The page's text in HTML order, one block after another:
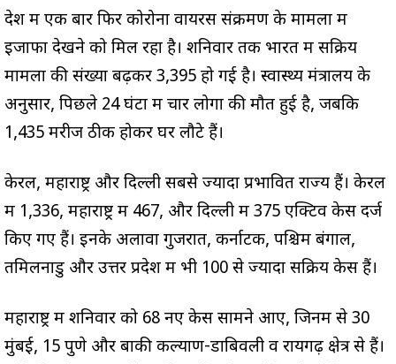
देश में एक बार फिर कोरोना वायरस संक्रमण के मामलों में
इजाफा देखने को मिल रहा है। शनिवार तक भारत में सक्रिय
मामलों की संख्या बढ़कर 3,395 हो गई है। स्वास्थ्य मंत्रालय के
अनुसार, पिछले 24 घंटों में चार लोगों की मौत हुई है, जबकि
1,435 मरीज ठीक होकर घर लौटे हैं।
केरल, महाराष्ट्र और दिल्ली सबसे ज्यादा प्रभावित राज्य हैं। केरल
में 1,336, महाराष्ट्र में 467, और दिल्ली में 375 एक्टिव केस दर्ज
किए गए हैं। इनके अलावा गुजरात, कर्नाटक, पश्चिम बंगाल,
तमिलनाडु और उत्तर प्रदेश में भी 100 से ज्यादा सक्रिय केस हैं।
महाराष्ट्र में शनिवार को 68 नए केस सामने आए, जिनमें से 30
मुंबई, 15 पुणे और बाकी कल्याण-डोंबिवली व रायगढ़ क्षेत्र से हैं।